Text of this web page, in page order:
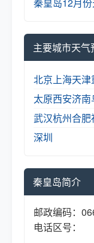
主要城市天气
北京上海天津
太原西安济南
武汉杭州合肥
深圳
秦皇岛简介
邮政编码：
电话区号：